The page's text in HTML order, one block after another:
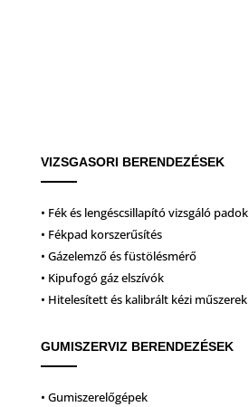
VIZSGASORI BERENDEZÉSEK
• Fék és lengéscsillapító vizsgáló padok
• Fékpad korszerűsítés
• Gázelemző és füstölésmérő
• Kipufogó gáz elszívók
• Hitelesített és kalibrált kézi műszerek
GUMISZERVIZ BERENDEZÉSEK
• Gumiszerelőgépek